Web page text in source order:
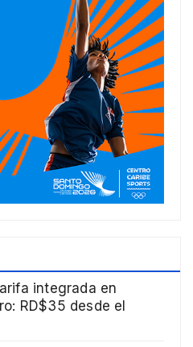
integrada en
RD$35 desde el